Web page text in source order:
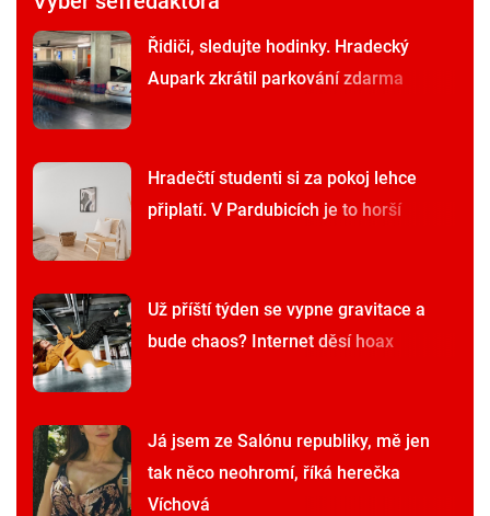
Řidiči, sledujte hodinky. Hradecký
Aupark zkrátil parkování zdarma
Hradečtí studenti si za pokoj lehce
připlatí. V Pardubicích je to horší
Už příští týden se vypne gravitace a
bude chaos? Internet děsí hoax
Já jsem ze Salónu republiky, mě jen
tak něco neohromí, říká herečka
Víchová